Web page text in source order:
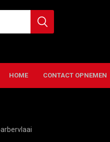
HOME CONTACT OPNEMEN